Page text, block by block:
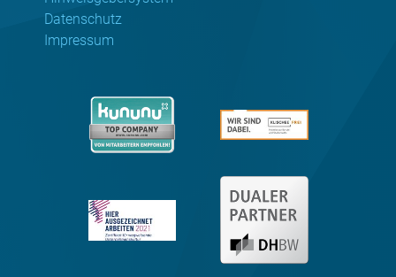
Datenschutz
Impressum